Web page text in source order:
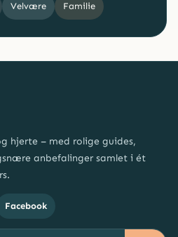
Velvære Familie
hjerte – med rolige guides,
anbefalinger samlet i ét
Facebook